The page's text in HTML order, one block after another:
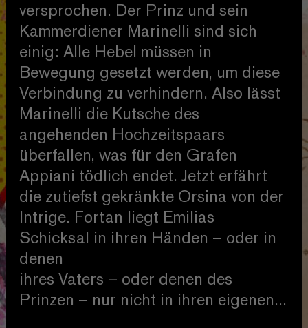
versprochen. Der Prinz und sein
Kammerdiener Marinelli sind sich
einig: Alle Hebel müssen in
Bewegung gesetzt werden, um diese
Verbindung zu verhindern. Also lässt
Marinelli die Kutsche des
angehenden Hochzeitspaars
überfallen, was für den Grafen
Appiani tödlich endet. Jetzt erfährt
die zutiefst gekränkte Orsina von der
Intrige. Fortan liegt Emilias
Schicksal in ihren Händen – oder in
denen
ihres Vaters – oder denen des
Prinzen – nur nicht in ihren eigenen...